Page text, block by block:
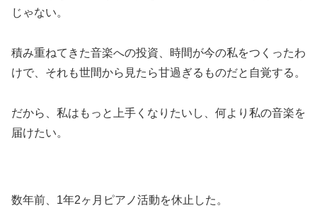
じゃない。
積み重ねてきた音楽への投資、時間が今の私をつくったわ
けで、それも世間から見たら甘過ぎるものだと自覚する。
だから、私はもっと上手くなりたいし、何より私の音楽を
届けたい。
数年前、1年2ヶ月ピアノ活動を休止した。